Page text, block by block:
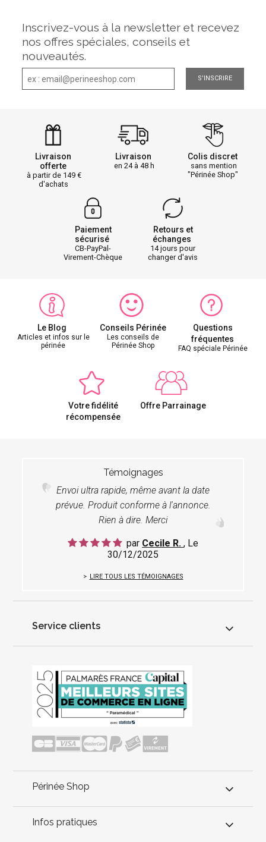
Inscrivez-vous à la newsletter et recevez
nos offres spéciales, conseils et
nouveautés.
S'INSCRIRE
Livraison
offerte
à partir de 149
d'achats
Livraison
en 24 à 48 h
Colis discret
sans mention
"Périnée Shop"
Paiement
sécurisé
CB-PayPal-
Virement-Chèque
Retours et
échanges
14 jours pour
changer d'avis
Le Blog
Articles et infos sur le
périnée
Conseils Périnée
Les conseils de
Périnée Shop
Questions
fréquentes
FAQ spéciale Périnée
Votre fidélité
récompensée
Offre Parrainage
Témoignages
Envoi ultra rapide, même avant la date
prévue. Produit conforme à l'annonce.
Rien à dire. Merci
par Cecile R. , Le
30/12/2025
LIRE TOUS LES TÉMOIGNAGES
Service clients
Périnée Shop
Infos pratiques